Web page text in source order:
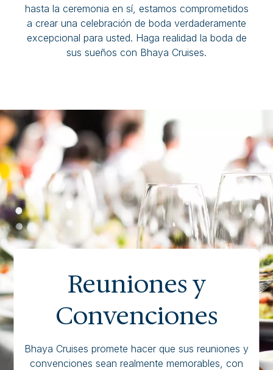
hasta la ceremonia en sí, estamos comprometidos
a crear una celebración de boda verdaderamente
excepcional para usted. Haga realidad la boda de
sus sueños con Bhaya Cruises.
Reuniones y
Convenciones
Bhaya Cruises promete hacer que sus reuniones y
convenciones sean realmente memorables, con